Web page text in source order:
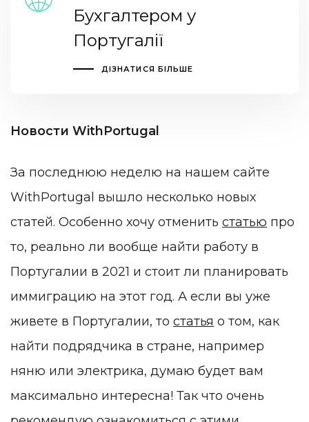
Бухгалтером у
Португалії
ДІЗНАТИСЯ БІЛЬШЕ
Новости WithPortugal
За последнюю неделю на нашем сайте
WithPortugal вышло несколько новых
статей. Особенно хочу отменить статью про
то, реально ли вообще найти работу в
Португалии в 2021 и стоит ли планировать
иммиграцию на этот год. А если вы уже
живете в Португалии, то статья о том, как
найти подрядчика в стране, например
няню или электрика, думаю будет вам
максимально интересна! Так что очень